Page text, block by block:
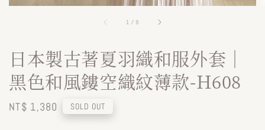
1 / 9
日本製古著夏羽織和服外套｜
黑色和風鏤空織紋薄款-H608
Regular
NT$ 1,380 SOLD OUT